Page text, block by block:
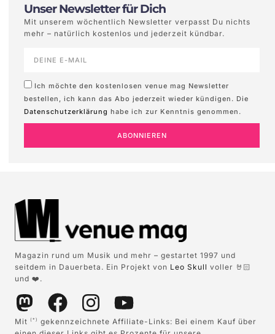
Unser Newsletter für Dich
Mit unserem wöchentlich Newsletter verpasst Du nichts
mehr – natürlich kostenlos und jederzeit kündbar.
Ich möchte den kostenlosen venue mag Newsletter
bestellen, ich kann das Abo jederzeit wieder kündigen. Die
Datenschutzerklärung habe ich zur Kenntnis genommen.
ABONNIEREN
Magazin rund um Musik und mehr – gestartet 1997 und
seitdem in Dauerbeta. Ein Projekt von Leo Skull voller 🤘🏻
und ❤️.
Mit (*)
gekennzeichnete Affiliate-Links: Bei einem Kauf über